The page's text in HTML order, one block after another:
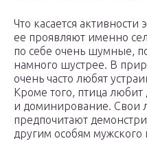
Что касается активности
ее проявляют именно
по себе очень шумные,
намного шустрее. В
очень часто любят
Кроме того, птица
и доминирование. Свои
предпочитают
другим особям мужского